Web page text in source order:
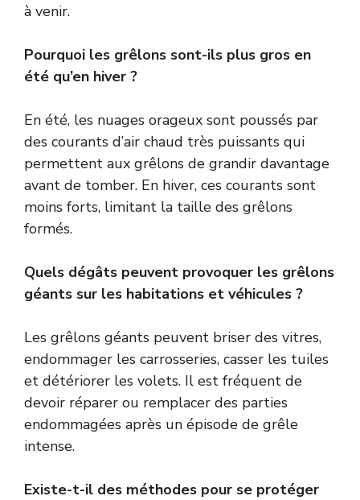
à venir.
Pourquoi les grêlons sont-ils plus gros en
été qu’en hiver ?
En été, les nuages orageux sont poussés par
des courants d’air chaud très puissants qui
permettent aux grêlons de grandir davantage
avant de tomber. En hiver, ces courants sont
moins forts, limitant la taille des grêlons
formés.
Quels dégâts peuvent provoquer les grêlons
géants sur les habitations et véhicules ?
Les grêlons géants peuvent briser des vitres,
endommager les carrosseries, casser les tuiles
et détériorer les volets. Il est fréquent de
devoir réparer ou remplacer des parties
endommagées après un épisode de grêle
intense.
Existe-t-il des méthodes pour se protéger